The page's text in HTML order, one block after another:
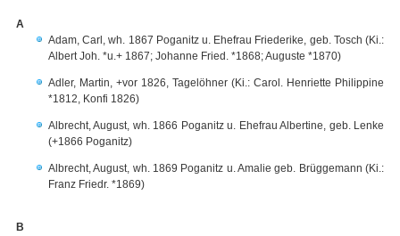
A
Adam, Carl, wh. 1867 Poganitz u. Ehefrau Friederike, geb. Tosch (Ki.:
Albert Joh. *u.+ 1867; Johanne Fried. *1868; Auguste *1870)
Adler, Martin, +vor 1826, Tagelöhner (Ki.: Carol. Henriette Philippine
*1812, Konfi 1826)
Albrecht, August, wh. 1866 Poganitz u. Ehefrau Albertine, geb. Lenke
(+1866 Poganitz)
Albrecht, August, wh. 1869 Poganitz u. Amalie geb. Brüggemann (Ki.:
Franz Friedr. *1869)
B